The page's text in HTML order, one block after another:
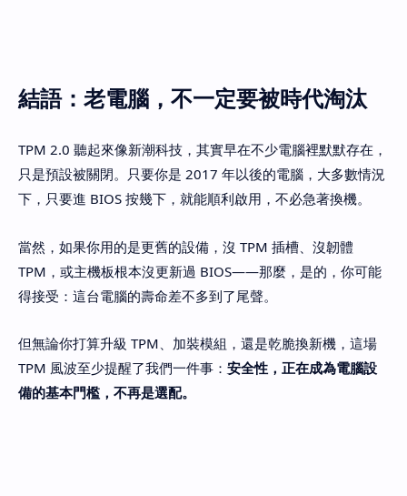
結語：老電腦，不一定要被時代淘汰
TPM 2.0 聽起來像新潮科技，其實早在不少電腦裡默默存在，
只是預設被關閉。只要你是 2017 年以後的電腦，大多數情況
下，只要進 BIOS 按幾下，就能順利啟用，不必急著換機。
當然，如果你用的是更舊的設備，沒 TPM 插槽、沒韌體
TPM，或主機板根本沒更新過 BIOS——那麼，是的，你可能
得接受：這台電腦的壽命差不多到了尾聲。
但無論你打算升級 TPM、加裝模組，還是乾脆換新機，這場
TPM 風波至少提醒了我們一件事： 安全性，正在成為電腦設
備的基本門檻，不再是選配。